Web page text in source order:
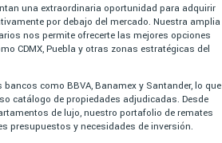
una extraordinaria oportunidad para adquirir
por debajo del mercado. Nuestra amplia
nos permite ofrecerte las mejores opciones
CDMX, Puebla y otras zonas estratégicas del
como BBVA, Banamex y Santander, lo que
catálogo de propiedades adjudicadas. Desde
de lujo, nuestro portafolio de remates
presupuestos y necesidades de inversión.